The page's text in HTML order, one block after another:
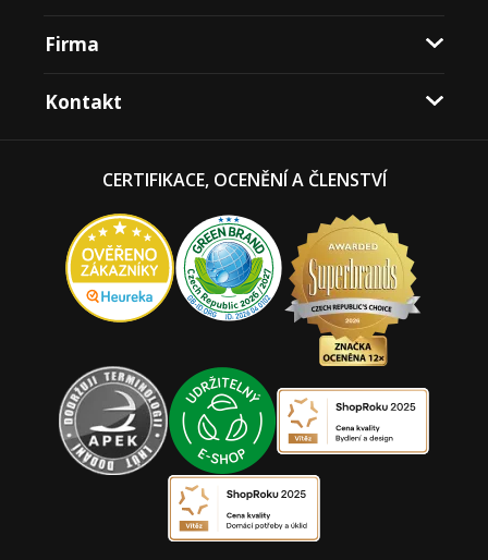
Firma
Kontakt
CERTIFIKACE, OCENĚNÍ A ČLENSTVÍ